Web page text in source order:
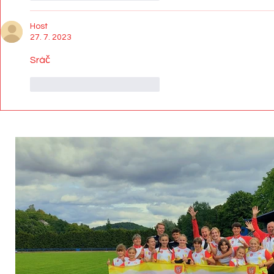
Host
27. 7. 2023
Sráč